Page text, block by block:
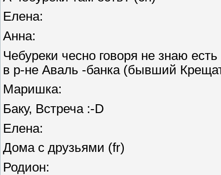
Елена:
Анна:
Чебуреки чесно говоря не знаю
в р-не Аваль -банка (бывший
Маришка:
Баку, Встреча :-D
Елена:
Дома с друзьями (fr)
Родион: